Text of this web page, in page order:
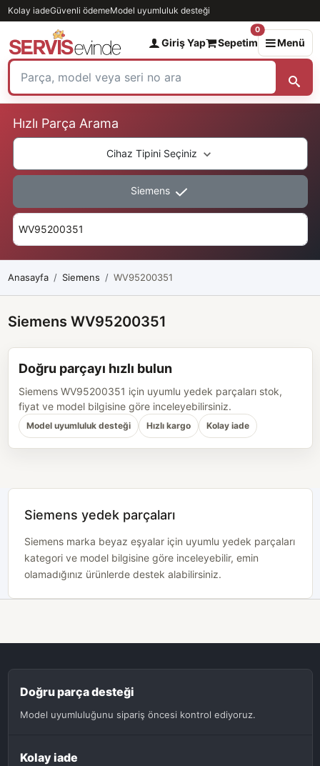
Kolay iadeGüvenli ödemeModel uyumluluk desteği
Giriş Yap Sepetim
0
Menü
Hızlı Parça Arama
Cihaz Tipini Seçiniz
Siemens
Anasayfa Siemens WV95200351
Siemens WV95200351
Doğru parçayı hızlı bulun
Siemens WV95200351 için uyumlu yedek parçaları stok,
fiyat ve model bilgisine göre inceleyebilirsiniz.
Model uyumluluk desteği Hızlı kargo Kolay iade
Siemens yedek parçaları
Siemens marka beyaz eşyalar için uyumlu yedek parçaları
kategori ve model bilgisine göre inceleyebilir, emin
olamadığınız ürünlerde destek alabilirsiniz.
Doğru parça desteği
Model uyumluluğunu sipariş öncesi kontrol ediyoruz.
Kolay iade